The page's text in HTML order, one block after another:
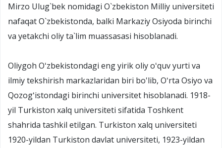
Mirzo Ulug`bek nomidagi O`zbekiston Milliy universiteti
nafaqat O`zbekistonda, balki Markaziy Osiyoda birinchi
va yetakchi oliy ta`lim muassasasi hisoblanadi.
Oliygoh Oʻzbekistondagi eng yirik oliy oʻquv yurti va
ilmiy tekshirish markazlaridan biri bo'lib, Oʻrta Osiyo va
Qozogʻistondagi birinchi universitet hisoblanadi. 1918-
yil Turkiston xalq universiteti sifatida Toshkent
shahrida tashkil etilgan. Turkiston xalq universiteti
1920-yildan Turkiston davlat universiteti, 1923-yildan